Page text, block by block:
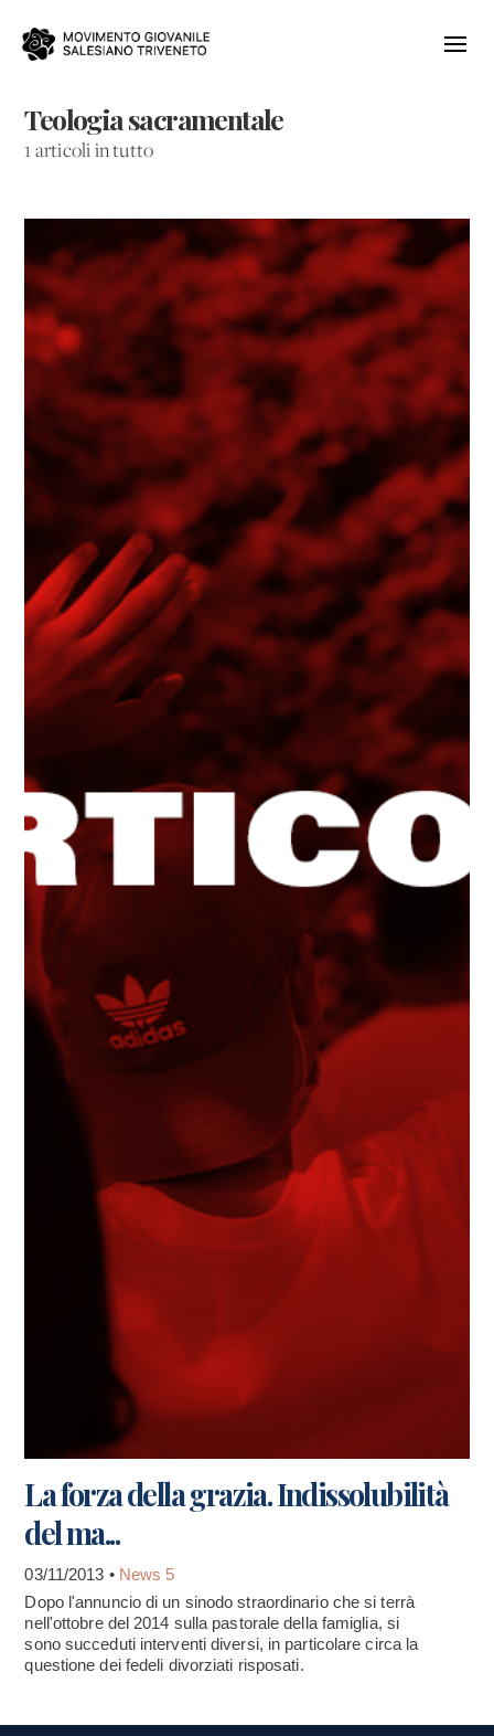
Teologia sacramentale
1 articoli in tutto
La forza della grazia. Indissolubilità
del ma...
03/11/2013 • News 5
Dopo l'annuncio di un sinodo straordinario che si terrà
nell'ottobre del 2014 sulla pastorale della famiglia, si
sono succeduti interventi diversi, in particolare circa la
questione dei fedeli divorziati risposati.